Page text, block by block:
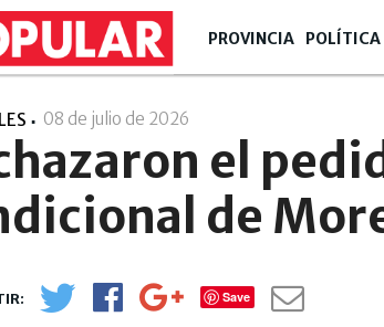
PROVINCIA POLÍTICA
08 de julio de 2026
el
de
Save